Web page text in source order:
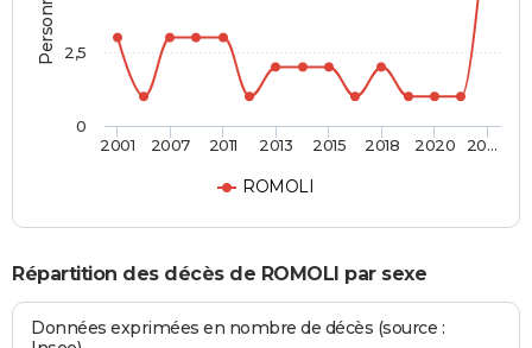
ROMOLI
2001 2007 2011 2013 2015 2018 2020 20…
0
2,5
Répartition des décès de ROMOLI par sexe
Données exprimées en nombre de décès (source :